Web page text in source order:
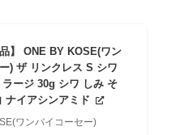
品】 ONE BY KOSE(ワン
) ザ リンクレス S シワ
ージ 30g シワ しみ そ
ナイアシンアミド
ワンバイコーセー)